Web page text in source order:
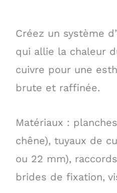
Créez un système
qui allie la chaleur
cuivre pour une
brute et raffinée.
Matériaux :
chêne), tuyaux de
ou 22 mm),
brides de fixation,